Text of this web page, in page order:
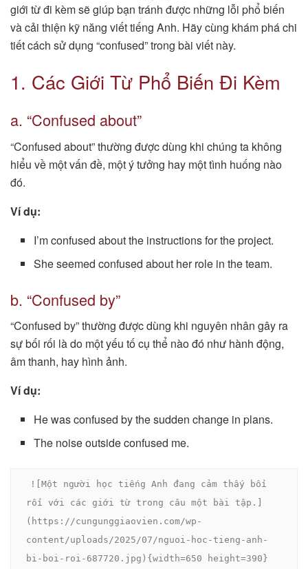
giới từ đi kèm sẽ giúp bạn tránh được những lỗi phổ biến
và cải thiện kỹ năng viết tiếng Anh. Hãy cùng khám phá chi
tiết cách sử dụng “confused” trong bài viết này.
1. Các Giới Từ Phổ Biến Đi Kèm
a. “Confused about”
“Confused about” thường được dùng khi chúng ta không
hiểu về một vấn đề, một ý tưởng hay một tình huống nào
đó.
Ví dụ:
I’m confused about the instructions for the project.
She seemed confused about her role in the team.
b. “Confused by”
“Confused by” thường được dùng khi nguyên nhân gây ra
sự bối rối là do một yếu tố cụ thể nào đó như hành động,
âm thanh, hay hình ảnh.
Ví dụ:
He was confused by the sudden change in plans.
The noise outside confused me.
![Một người học tiếng Anh đang cảm thấy bối
rối với các giới từ trong câu một bài tập.]
(https://cungunggiaovien.com/wp-
content/uploads/2025/07/nguoi-hoc-tieng-anh-
bi-boi-roi-687720.jpg){width=650 height=390}